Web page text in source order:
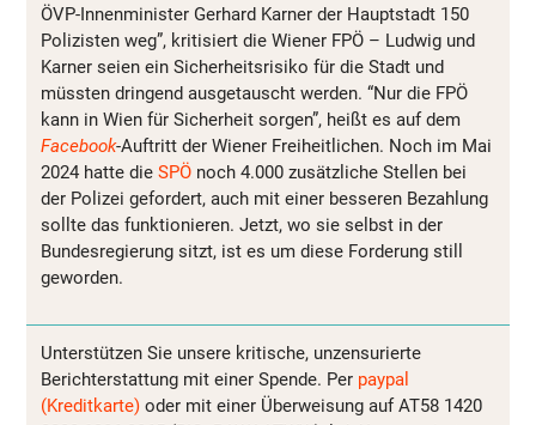
ÖVP-Innenminister Gerhard Karner der Hauptstadt 150
Polizisten weg”, kritisiert die Wiener FPÖ – Ludwig und
Karner seien ein Sicherheitsrisiko für die Stadt und
müssten dringend ausgetauscht werden. “Nur die FPÖ
kann in Wien für Sicherheit sorgen”, heißt es auf dem
Facebook-Auftritt der Wiener Freiheitlichen. Noch im Mai
2024 hatte die SPÖ noch 4.000 zusätzliche Stellen bei
der Polizei gefordert, auch mit einer besseren Bezahlung
sollte das funktionieren. Jetzt, wo sie selbst in der
Bundesregierung sitzt, ist es um diese Forderung still
geworden.
Unterstützen Sie unsere kritische, unzensurierte
Berichterstattung mit einer Spende. Per paypal
(Kreditkarte) oder mit einer Überweisung auf AT58 1420